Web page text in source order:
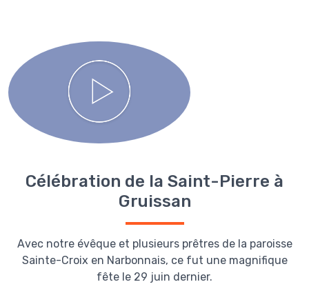
Célébration de la Saint-Pierre à
Gruissan
Avec notre évêque et plusieurs prêtres de la paroisse
Sainte-Croix en Narbonnais, ce fut une magnifique
fête le 29 juin dernier.